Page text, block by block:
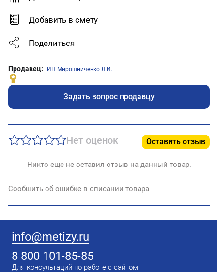
Тип подключения: Боковое
Добавить в смету
Поделиться
Продавец: ИП Мирошниченко Л.И.
Задать вопрос продавцу
Нет оценок Оставить отзыв
Никто еще не оставил отзыв на данный товар.
Сообщить об ошибке в описании товара
info@metizy.ru
8 800 101-85-85
Для консультаций по работе с сайтом